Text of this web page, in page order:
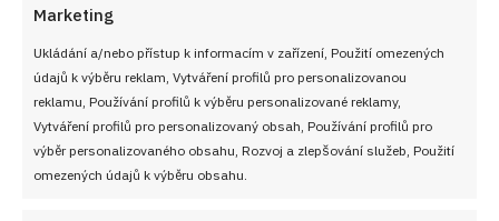
Marketing
Ukládání a/nebo přístup k informacím v zařízení, Použití omezených
údajů k výběru reklam, Vytváření profilů pro personalizovanou
reklamu, Používání profilů k výběru personalizované reklamy,
Vytváření profilů pro personalizovaný obsah, Používání profilů pro
výběr personalizovaného obsahu, Rozvoj a zlepšování služeb, Použití
omezených údajů k výběru obsahu.